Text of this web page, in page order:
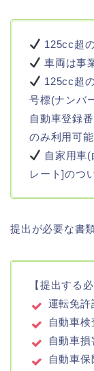
125cc超
車両は事
125cc超
号標(ナンバ
自動車登録
のみ利用可能
自家用車
レート]のつ
提出が必要な書
【提出する
運転免許
自動車
自動車
自動車